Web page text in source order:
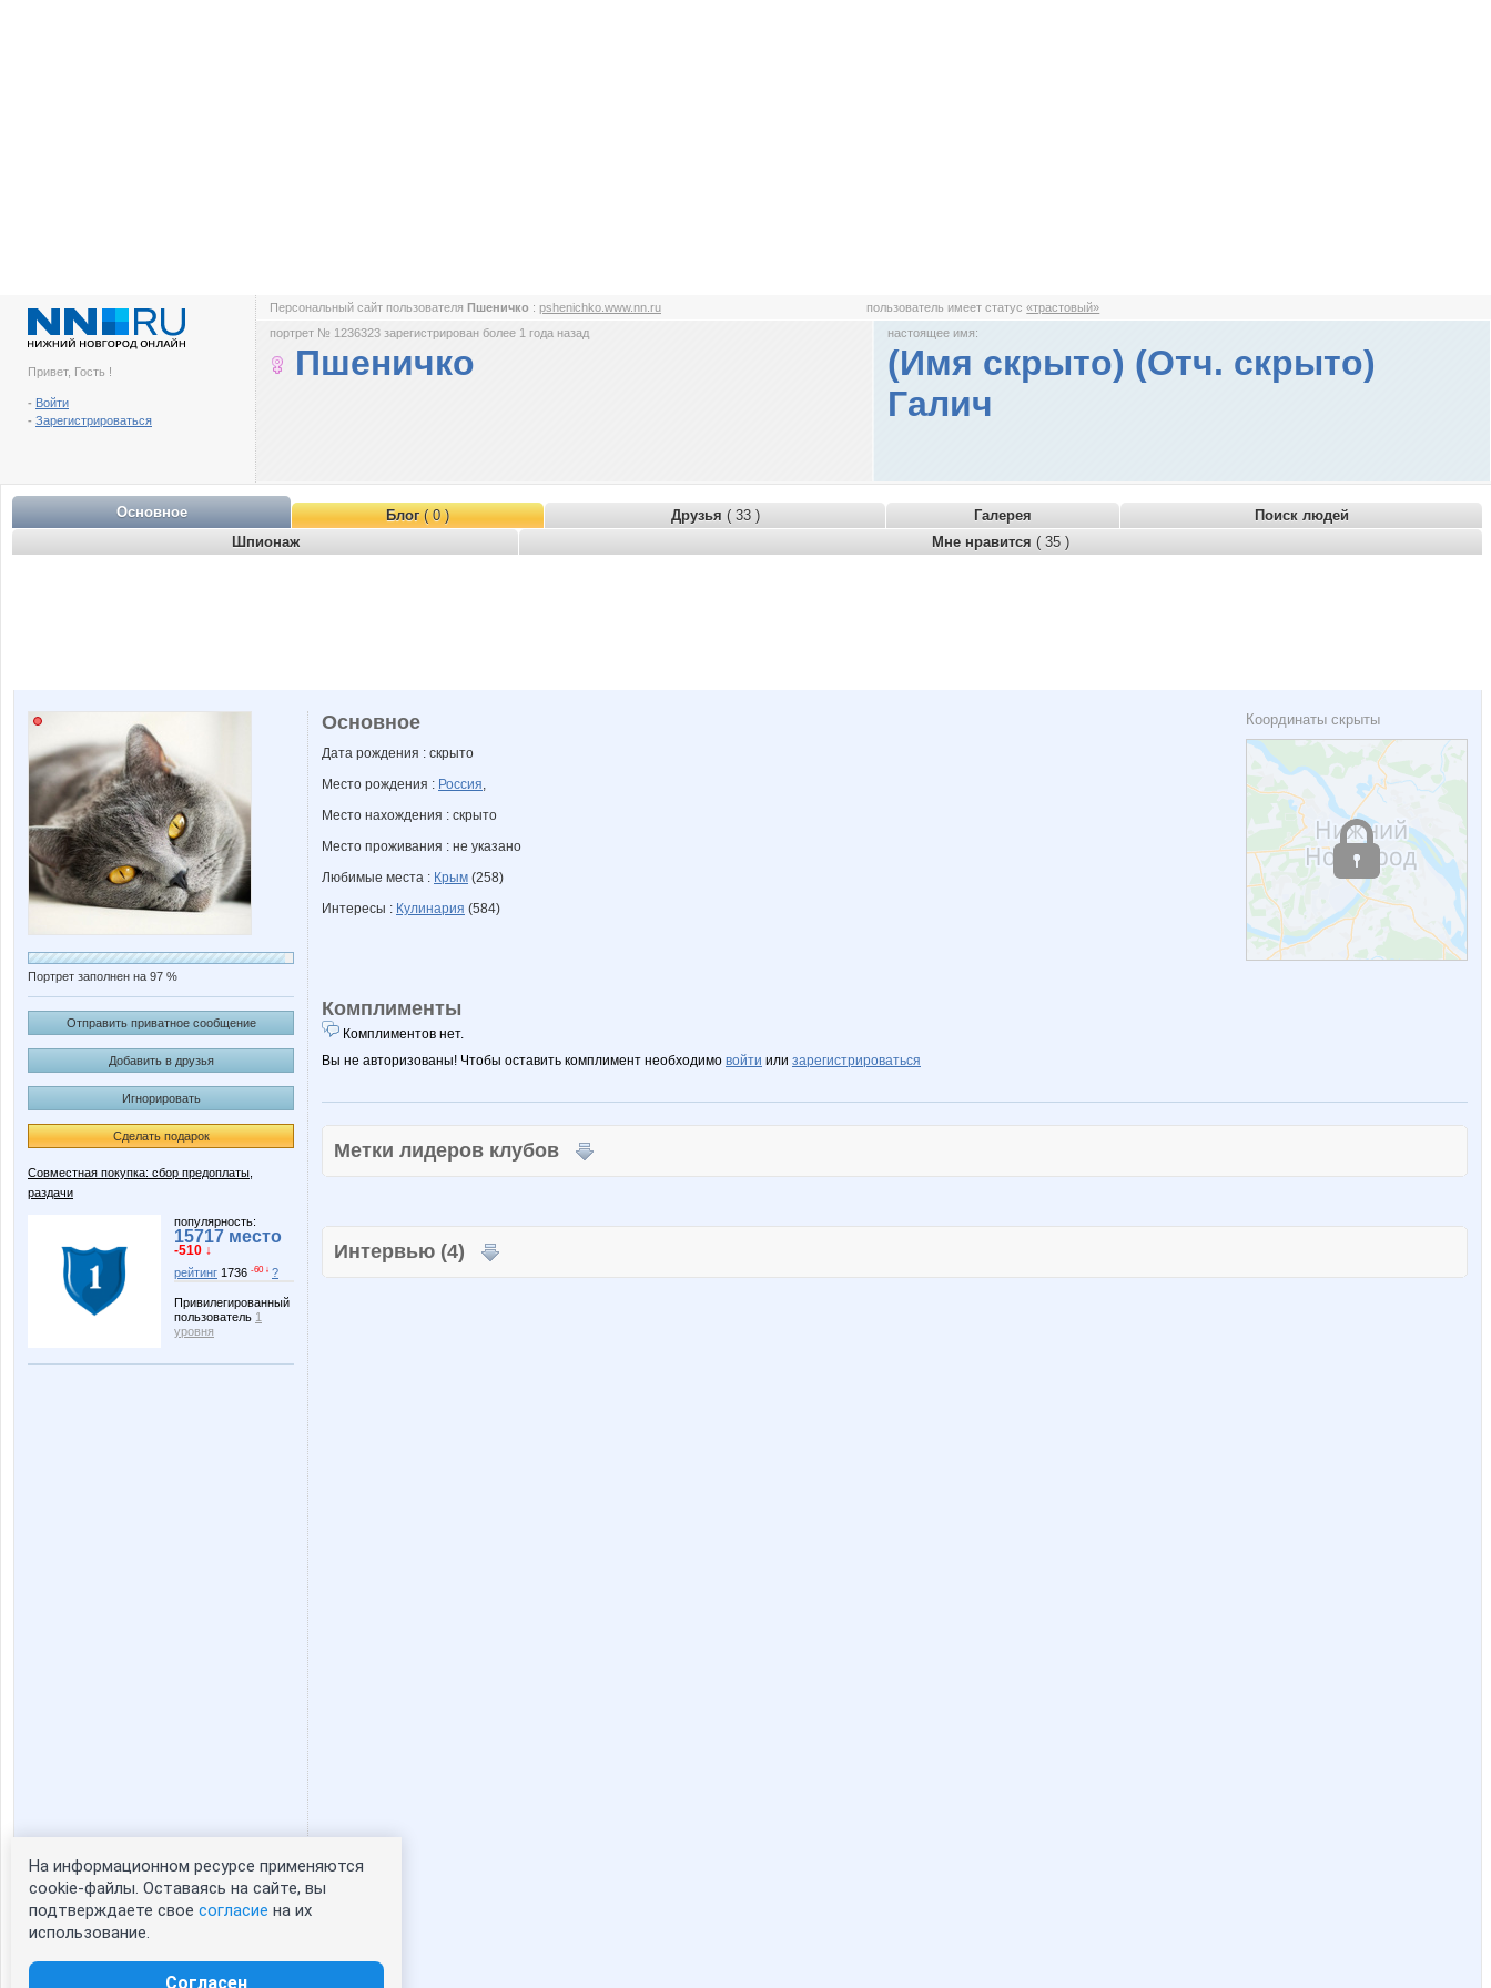
Привет, Гость !
- Войти
- Зарегистрироваться
Персональный сайт пользователя Пшеничко : pshenichko.www.nn.ru пользователь имеет статус«трастовый»
портрет № 1236323 зарегистрирован более 1 года назад
Пшеничко
настоящее имя:
(Имя скрыто) (Отч. скрыто)
Галич
Основное Блог( 0 ) Друзья ( 33 ) Галерея
Поиск людей
Шпионаж
Мне нравится ( 35 )
Портрет заполнен на 97 %
Отправить приватное сообщение
Добавить в друзья
Игнорировать
Сделать подарок
Совместная покупка: сбор предоплаты,
раздачи
популярность:
15717 место
-510 ↓
рейтинг 1736 -60 ↓ ?
Привилегированный
пользователь 1
уровня
Статистика портрета:
сейчас просматривают портрет - 0
зарегистрированные пользователи
Координаты скрыты
Основное
Дата рождения : скрыто
Место рождения : Россия,
Место нахождения : скрыто
Место проживания : не указано
Любимые места : Крым (258)
Интересы : Кулинария (584)
Комплименты
Комплиментов нет.
Вы не авторизованы! Чтобы оставить комплимент необходимо войти или зарегистрироваться
Метки лидеров клубов
Интервью (4)
На информационном ресурсе применяются
cookie-файлы. Оставаясь на сайте, вы
подтверждаете свое согласие на их
использование.
Согласен